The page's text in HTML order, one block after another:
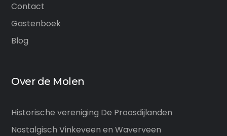
Contact
Gastenboek
Blog
Over de Molen
Historische vereniging De Proosdijlanden
Nostalgisch Vinkeveen en Waverveen